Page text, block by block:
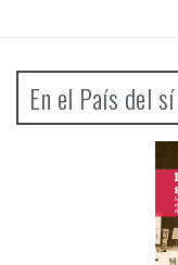
En el País del